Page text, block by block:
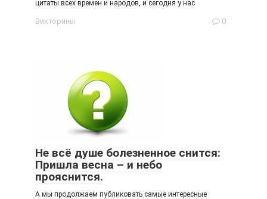
цитаты всех времен и народов, и сегодня у нас
Викторины 0
Не всё душе болезненное снится:
Пришла весна – и небо
прояснится.
А мы продолжаем публиковать самые интересные